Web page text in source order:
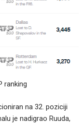
ranking
na 32. poziciji
je nadigrao Ruuda,